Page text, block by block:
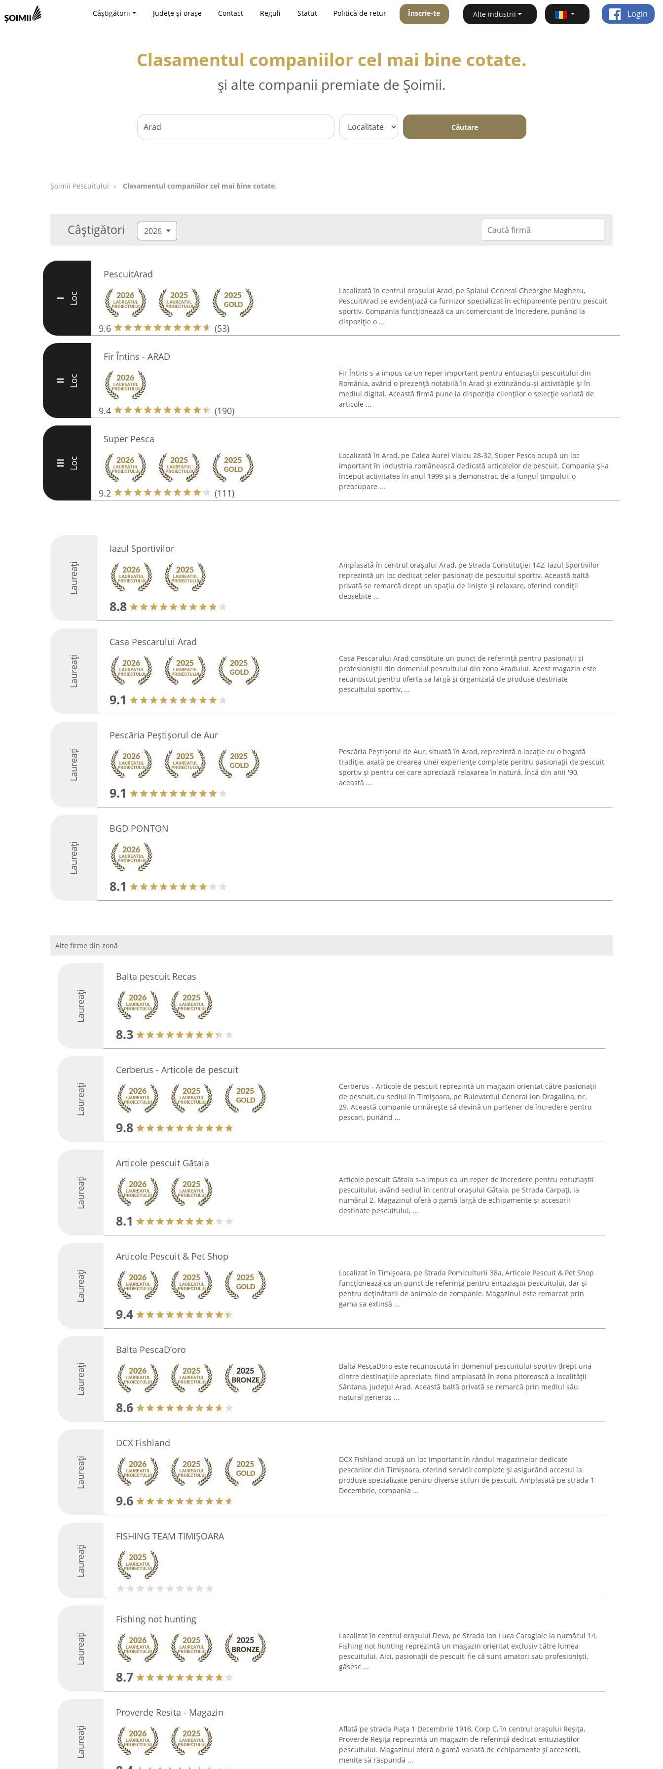
Câștigătorii Județe și orașe Contact Reguli Statut Politică de retur Înscrie-te Alte industrii Login
Clasamentul companiilor cel mai bine cotate.
și alte companii premiate de Șoimii.
Căutare
Șoimii Pescuitului Clasamentul companiilor cel mai bine cotate.
Câștigători 2026
I Loc
PescuitArad
9.6 (53)
Localizată în centrul orașului Arad, pe Splaiul General Gheorghe Magheru,
PescuitArad se evidențiază ca furnizor specializat în echipamente pentru pescuit
sportiv. Compania funcționează ca un comerciant de încredere, punând la
dispoziție o ...
II Loc
Fir Întins - ARAD
9.4 (190)
Fir Întins s-a impus ca un reper important pentru entuziaștii pescuitului din
România, având o prezență notabilă în Arad și extinzându-și activitățile și în
mediul digital. Această firmă pune la dispoziția clienților o selecție variată de
articole ...
III Loc
Super Pesca
9.2 (111)
Localizată în Arad, pe Calea Aurel Vlaicu 28-32, Super Pesca ocupă un loc
important în industria românească dedicată articolelor de pescuit. Compania și-a
început activitatea în anul 1999 și a demonstrat, de-a lungul timpului, o
preocupare ...
Laureați
Iazul Sportivilor
8.8
Amplasată în centrul orașului Arad, pe Strada Constituției 142, Iazul Sportivilor
reprezintă un loc dedicat celor pasionați de pescuitul sportiv. Această baltă
privată se remarcă drept un spațiu de liniște și relaxare, oferind condiții
deosebite ...
Laureați
Casa Pescarului Arad
9.1
Casa Pescarului Arad constituie un punct de referință pentru pasionații și
profesioniștii din domeniul pescuitului din zona Aradului. Acest magazin este
recunoscut pentru oferta sa largă și organizată de produse destinate
pescuitului sportiv, ...
Laureați
Pescăria Peștișorul de Aur
9.1
Pescăria Peștișorul de Aur, situată în Arad, reprezintă o locație cu o bogată
tradiție, axată pe crearea unei experiențe complete pentru pasionații de pescuit
sportiv și pentru cei care apreciază relaxarea în natură. Încă din anii '90,
această ...
Laureați
BGD PONTON
8.1
Alte firme din zonă
Laureați
Balta pescuit Recas
8.3
Laureați
Cerberus - Articole de pescuit
9.8
Cerberus - Articole de pescuit reprezintă un magazin orientat către pasionații
de pescuit, cu sediul în Timișoara, pe Bulevardul General Ion Dragalina, nr.
29. Această companie urmărește să devină un partener de încredere pentru
pescari, punând ...
Laureați
Articole pescuit Gătaia
8.1
Articole pescuit Gătaia s-a impus ca un reper de încredere pentru entuziaștii
pescuitului, având sediul în centrul orașului Gătaia, pe Strada Carpați, la
numărul 2. Magazinul oferă o gamă largă de echipamente și accesorii
destinate pescuitului, ...
Laureați
Articole Pescuit & Pet Shop
9.4
Localizat în Timișoara, pe Strada Pomiculturii 38a, Articole Pescuit & Pet Shop
funcționează ca un punct de referință pentru entuziaștii pescuitului, dar și
pentru deținătorii de animale de companie. Magazinul este remarcat prin
gama sa extinsă ...
Laureați
Balta PescaD’oro
8.6
Balta PescaDoro este recunoscută în domeniul pescuitului sportiv drept una
dintre destinațiile apreciate, fiind amplasată în zona pitorească a localității
Sântana, județul Arad. Această baltă privată se remarcă prin mediul său
natural generos ...
Laureați
DCX Fishland
9.6
DCX Fishland ocupă un loc important în rândul magazinelor dedicate
pescarilor din Timișoara, oferind servicii complete și asigurând accesul la
produse specializate pentru diverse stiluri de pescuit. Amplasată pe strada 1
Decembrie, compania ...
Laureați
FISHING TEAM TIMIȘOARA
Laureați
Fishing not hunting
8.7
Localizat în centrul orașului Deva, pe Strada Ion Luca Caragiale la numărul 14,
Fishing not hunting reprezintă un magazin orientat exclusiv către lumea
pescuitului. Aici, pasionații de pescuit, fie că sunt amatori sau profesioniști,
găsesc ...
Laureați
Proverde Resita - Magazin
Aflată pe strada Piața 1 Decembrie 1918, Corp C, în centrul orașului Reșița,
Proverde Reșița reprezintă un magazin de referință dedicat entuziaștilor
pescuitului. Magazinul oferă o gamă variată de echipamente și accesorii,
menite să răspundă ...